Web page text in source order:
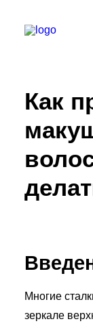
КОСМЕТИКА
КОНТАКТЫ
МОДЕЛЯМ
ФРАНШИЗА
БЛОГ
Как
Многие
зеркале